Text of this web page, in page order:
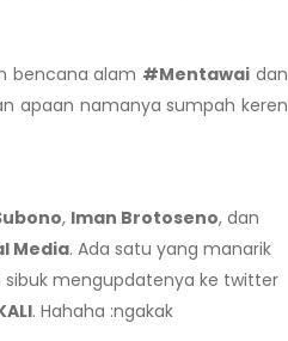
bencana alam #Mentawai dan
apaan namanya sumpah keren
, Iman Brotoseno, dan
Media. Ada satu yang manarik
sibuk mengupdatenya ke twitter
. Hahaha :ngakak